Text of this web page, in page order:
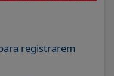
registrarem